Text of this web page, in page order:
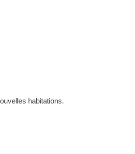
habitations.